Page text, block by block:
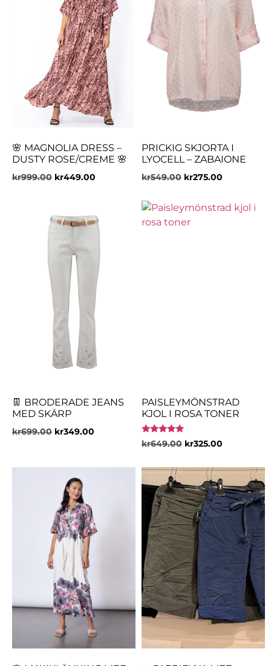
🌸 MAGNOLIA DRESS –
DUSTY ROSE/CREME 🌸
kr999.00 kr449.00
PRICKIG SKJORTA I
LYOCELL – ZABAIONE
kr549.00 kr275.00
👖 BRODERADE JEANS
MED SKÄRP
kr699.00 kr349.00
PAISLEYMÖNSTRAD
KJOL I ROSA TONER
Betygsatt
5.00
kr649.00 kr325.00